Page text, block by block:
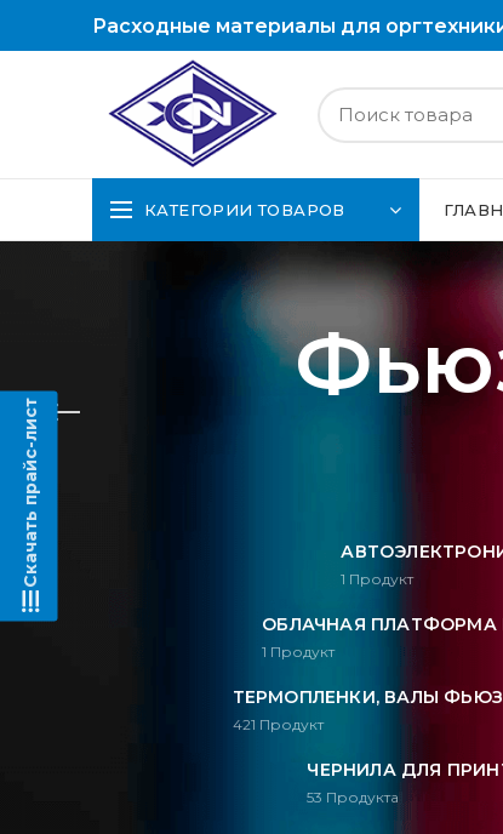
Расходные материалы для
КАТЕГОРИИ ТОВАРОВ
1 Продукт
ОБЛАЧНАЯ ПЛАТФОРМА
1 Продукт
ТЕРМОПЛЕНКИ, ВАЛЫ
421 Продукт
ЧЕРНИЛА ДЛЯ
53 Продукта
Скачать прайс-лист